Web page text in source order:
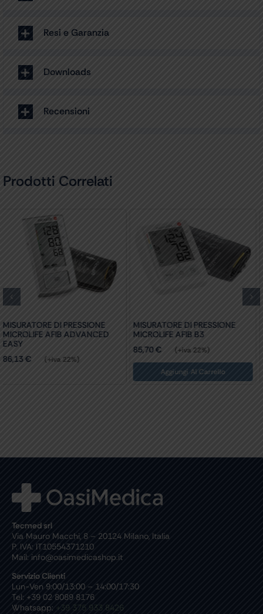
Resi e Garanzia
Downloads
Recensioni
Prodotti Correlati
MISURATORE DI PRESSIONE
MICROLIFE AFIB B3
85,70
MISURATORE PRESSIONE
OMRON PROFESSIONAL HEM-
907
543,75
(+iva 22%)
Aggiungi Al Carrello
Tecmed srl
Via Mauro Macchi, 8 – 20124 Milano, Italia
P. IVA: IT10554371210
Mail: info@oasimedicashop.it
Servizio Clienti
Lun-Ven 9:00/13:00 – 14:00/17:30
Tel: +39 02 8089 8176
Whatsapp: +39 375 933 8426